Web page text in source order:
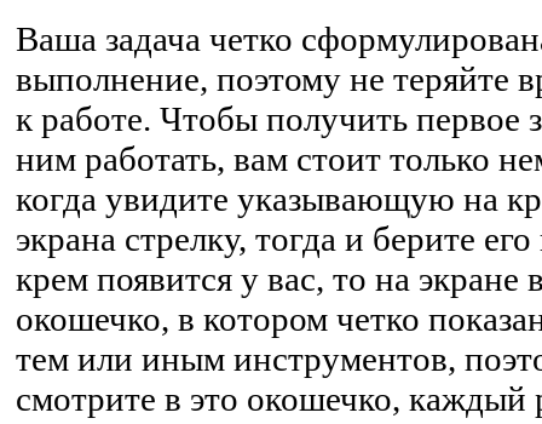
Ваша задача четко
выполнение, поэтому не теряйте
к работе. Чтобы получить первое
ним работать, вам стоит только
когда увидите указывающую на
экрана стрелку, тогда и берите
крем появится у вас, то на
окошечко, в котором четко
тем или иным инструментов,
смотрите в это окошечко, каждый